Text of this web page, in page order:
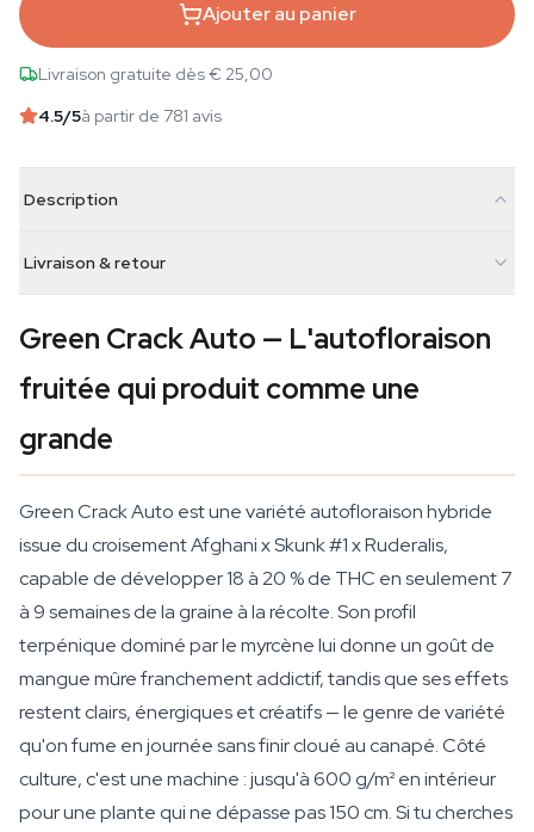
Ajouter au panier
Livraison gratuite dès € 25,00
4.5/5à partir de 781 avis
Description
Livraison & retour
Green Crack Auto — L'autofloraison
fruitée qui produit comme une
grande
Green Crack Auto est une variété autofloraison hybride
issue du croisement Afghani x Skunk #1 x Ruderalis,
capable de développer 18 à 20 % de THC en seulement 7
à 9 semaines de la graine à la récolte. Son profil
terpénique dominé par le myrcène lui donne un goût de
mangue mûre franchement addictif, tandis que ses effets
restent clairs, énergiques et créatifs — le genre de variété
qu'on fume en journée sans finir cloué au canapé. Côté
culture, c'est une machine : jusqu'à 600 g/m² en intérieur
pour une plante qui ne dépasse pas 150 cm. Si tu cherches